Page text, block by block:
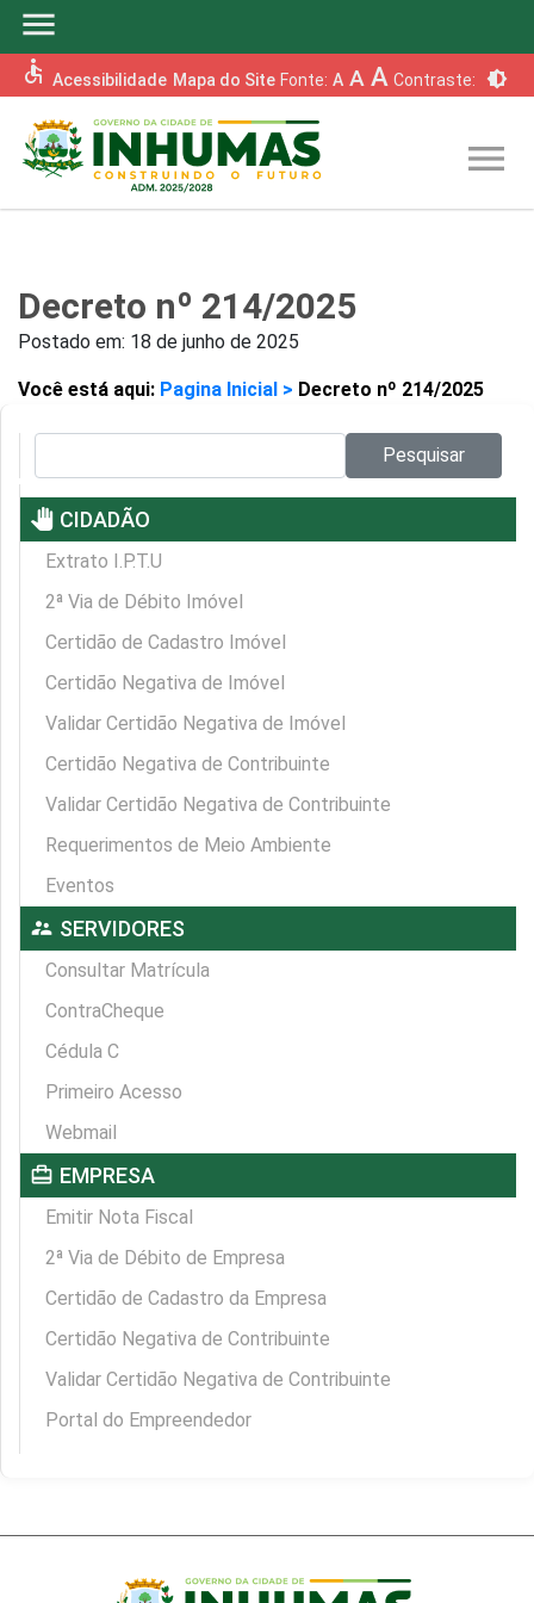
menu
accessible Acessibilidade Mapa do Site Fonte: A A A Contraste: brightness_6
menu
Decreto nº 214/2025
Postado em: 18 de junho de 2025
Você está aqui: Pagina Inicial > Decreto nº 214/2025
Pesquisar
pan_tool CIDADÃO
Extrato I.P.T.U
2ª Via de Débito Imóvel
Certidão de Cadastro Imóvel
Certidão Negativa de Imóvel
Validar Certidão Negativa de Imóvel
Certidão Negativa de Contribuinte
Validar Certidão Negativa de Contribuinte
Requerimentos de Meio Ambiente
Eventos
supervisor_account SERVIDORES
Consultar Matrícula
ContraCheque
Cédula C
Primeiro Acesso
Webmail
card_travel EMPRESA
Emitir Nota Fiscal
2ª Via de Débito de Empresa
Certidão de Cadastro da Empresa
Certidão Negativa de Contribuinte
Validar Certidão Negativa de Contribuinte
Portal do Empreendedor